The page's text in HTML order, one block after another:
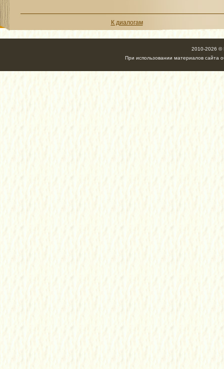
К диалогам
2010-2026 ©
При использовании материалов сайта